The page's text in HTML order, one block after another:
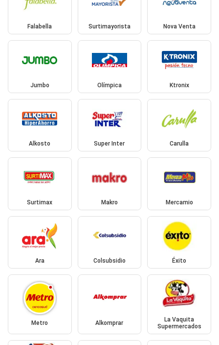
Falabella Surtimayorista Nova Venta
Jumbo Olímpica Ktronix
Alkosto Super Inter Carulla
Surtimax Makro Mercamio
Ara Colsubsidio Éxito
Metro Alkomprar
La Vaquita
Supermercados